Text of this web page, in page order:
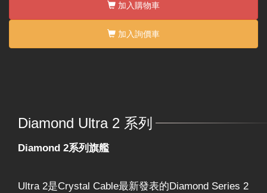
加入購物車
加入詢價車
Diamond Ultra 2 系列
Diamond 2系列旗艦
Ultra 2是Crystal Cable最新發表的Diamond Series 2